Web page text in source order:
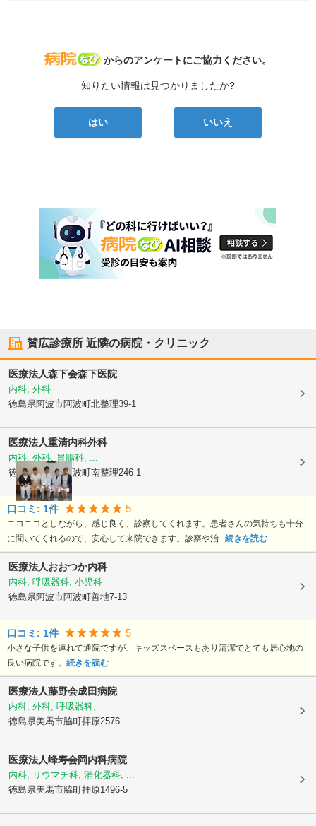
病院なび
からのアンケートにご協力ください。
知りたい情報は見つかりましたか?
はい いいえ
賛広診療所 近隣の病院・クリニック
医療法人森下会森下医院
内科, 外科
徳島県阿波市阿波町北整理39-1
医療法人重清内科外科
内科, 外科, 胃腸科, ...
徳島県阿波市阿波町南整理246-1
口コミ: 1件 5
ニコニコとしながら、感じ良く、診察してくれます。患者さんの気持ちも十分
に聞いてくれるので、安心して来院できます。診察や治...続きを読む
医療法人おおつか内科
内科, 呼吸器科, 小児科
徳島県阿波市阿波町善地7-13
口コミ: 1件 5
小さな子供を連れて通院ですが、キッズスペースもあり清潔でとても居心地の
良い病院です。 続きを読む
医療法人藤野会成田病院
内科, 外科, 呼吸器科, ...
徳島県美馬市脇町拝原2576
医療法人峰寿会岡内科病院
内科, リウマチ科, 消化器科, ...
徳島県美馬市脇町拝原1496-5